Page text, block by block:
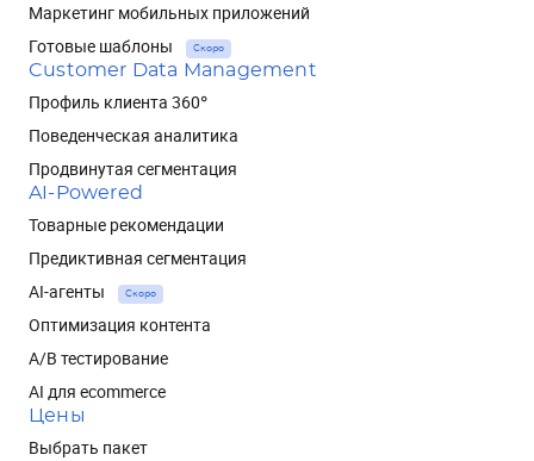
Маркетинг мобильных приложений
Готовые шаблоны
Скоро
Customer Data Management
Профиль клиента 360°
Поведенческая аналитика
Продвинутая сегментация
AI-Powered
Товарные рекомендации
Предиктивная сегментация
AI-агенты
Скоро
Оптимизация контента
A/B тестирование
AI для ecommerce
Цены
Выбрать пакет